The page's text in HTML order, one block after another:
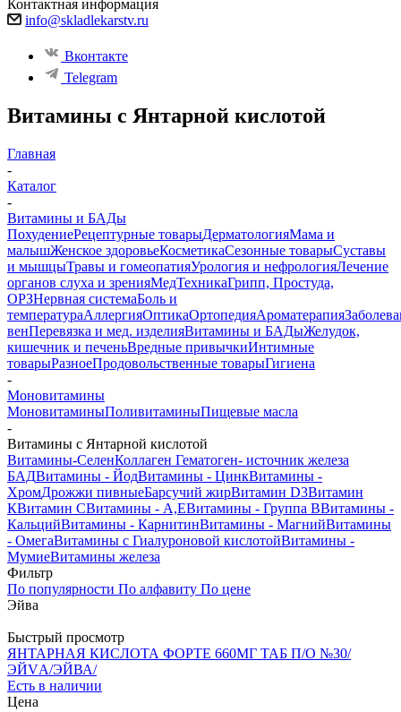
Контактная информация
info@skladlekarstv.ru
Вконтакте
Telegram
Витамины с Янтарной кислотой
Главная
-
Каталог
-
Витамины и БАДы
ПохудениеРецептурные товарыДерматологияМама и
малышЖенское здоровьеКосметикаСезонные товарыСуставы
и мышцыТравы и гомеопатияУрология и нефрологияЛечение
органов слуха и зренияМедТехникаГрипп, Простуда,
ОРЗНервная системаБоль и
температураАллергияОптикаОртопедияАроматерапия
венПеревязка и мед. изделияВитамины и БАДыЖелудок,
кишечник и печеньВредные привычкиИнтимные
товарыРазноеПродовольственные товарыГигиена
-
Моновитамины
МоновитаминыПоливитаминыПищевые масла
-
Витамины с Янтарной кислотой
Витамины-СеленКоллаген Гематоген- источник железа
БАДВитамины - ЙодВитамины - ЦинкВитамины -
ХромДрожжи пивныеБарсучий жирВитамин D3Витамин
КВитамин СВитамины - А,ЕВитамины - Группа ВВитамины -
КальцийВитамины - КарнитинВитамины - МагнийВитамины
- ОмегаВитамины с Гиалуроновой кислотойВитамины -
МумиеВитамины железа
Фильтр
По популярности По алфавиту По цене
Эйва
Быстрый просмотр
ЯНТАРНАЯ КИСЛОТА ФОРТЕ 660МГ ТАБ П/О №30/
ЭЙVА/ЭЙВА/
Есть в наличии
Цена